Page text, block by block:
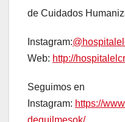
de Cuidados
Instagram:
Web: http://
Seguimos en
Instagram: https://
dequilmesok/